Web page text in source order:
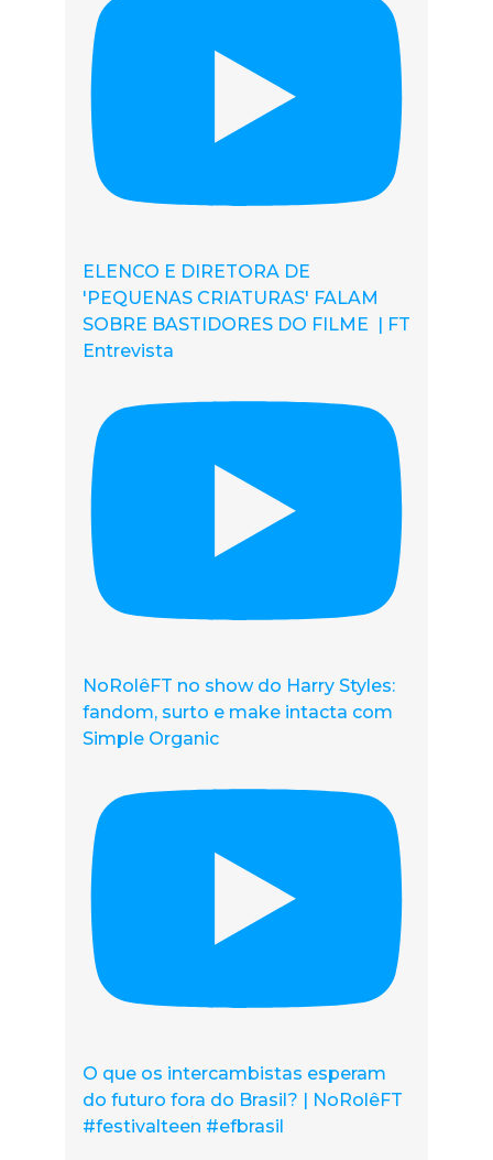
ELENCO E DIRETORA DE
'PEQUENAS CRIATURAS' FALAM
SOBRE BASTIDORES DO FILME | FT
Entrevista
NoRolêFT no show do Harry Styles:
fandom, surto e make intacta com
Simple Organic
O que os intercambistas esperam
do futuro fora do Brasil? | NoRolêFT
#festivalteen #efbrasil